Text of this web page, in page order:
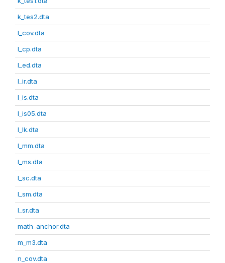
k_tes2.dta
l_cov.dta
l_cp.dta
l_ed.dta
l_ir.dta
l_is.dta
l_is05.dta
l_lk.dta
l_mm.dta
l_ms.dta
l_sc.dta
l_sm.dta
l_sr.dta
math_anchor.dta
m_m3.dta
n_cov.dta